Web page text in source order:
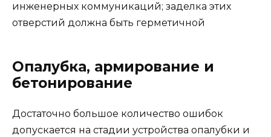
инженерных коммуникаций; заделка этих
отверстий должна быть герметичной
Опалубка, армирование и
бетонирование
Достаточно большое количество ошибок
допускается на стадии устройства опалубки и